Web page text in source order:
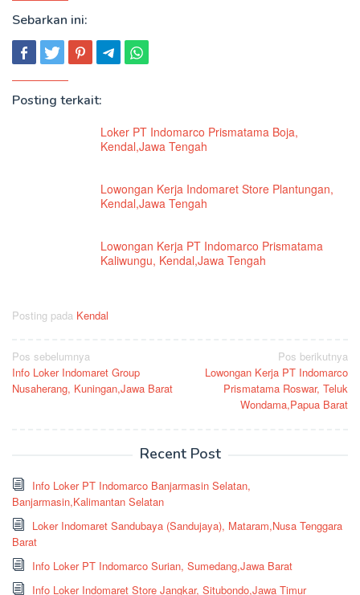
Sebarkan ini:
Posting terkait:
Loker PT Indomarco Prismatama Boja,
Kendal,Jawa Tengah
Lowongan Kerja Indomaret Store Plantungan,
Kendal,Jawa Tengah
Lowongan Kerja PT Indomarco Prismatama
Kaliwungu, Kendal,Jawa Tengah
Posting pada Kendal
Navigasi
pos
Pos sebelumnya
Info Loker Indomaret Group
Nusaherang, Kuningan,Jawa Barat
Pos berikutnya
Lowongan Kerja PT Indomarco
Prismatama Roswar, Teluk
Wondama,Papua Barat
Recent Post
Info Loker PT Indomarco Banjarmasin Selatan,
Banjarmasin,Kalimantan Selatan
Loker Indomaret Sandubaya (Sandujaya), Mataram,Nusa Tenggara
Barat
Info Loker PT Indomarco Surian, Sumedang,Jawa Barat
Info Loker Indomaret Store Jangkar, Situbondo,Jawa Timur